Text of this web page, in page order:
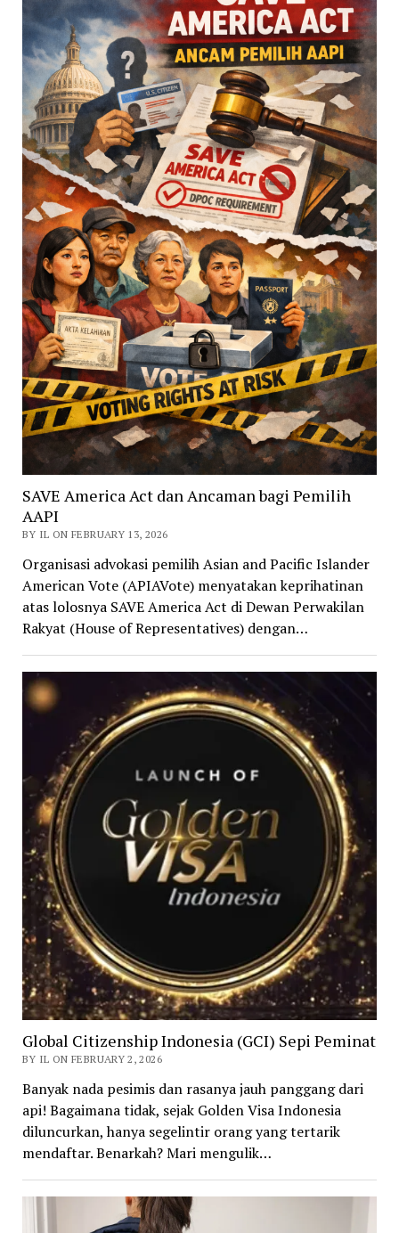
SAVE America Act dan Ancaman bagi Pemilih
AAPI
BY IL ON FEBRUARY 13, 2026
Organisasi advokasi pemilih Asian and Pacific Islander
American Vote (APIAVote) menyatakan keprihatinan
atas lolosnya SAVE America Act di Dewan Perwakilan
Rakyat (House of Representatives) dengan…
Global Citizenship Indonesia (GCI) Sepi Peminat
BY IL ON FEBRUARY 2, 2026
Banyak nada pesimis dan rasanya jauh panggang dari
api! Bagaimana tidak, sejak Golden Visa Indonesia
diluncurkan, hanya segelintir orang yang tertarik
mendaftar. Benarkah? Mari mengulik…